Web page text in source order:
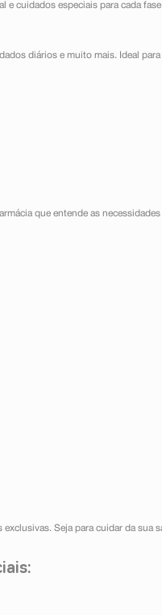
cuidados especiais para cada fase
diários e muito mais. Ideal
que entende as
Seja para cuidar da sua